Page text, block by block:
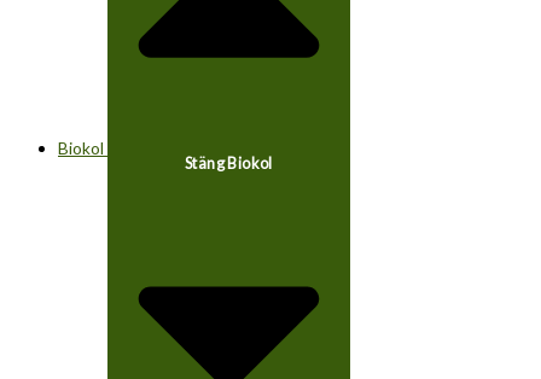
Biokol
Stäng Biokol